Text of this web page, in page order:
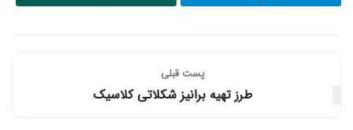
پست قبلی
طرز تهیه برانیز شکلاتی کلاسیک